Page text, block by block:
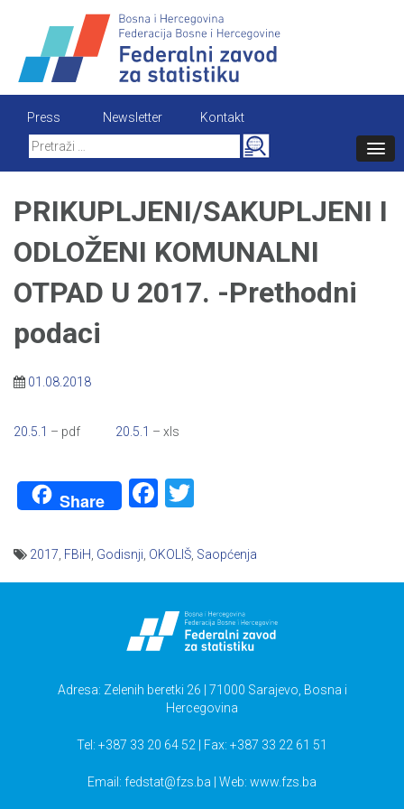
content
Press Newsletter
Kontakt
Search
for:
PRIKUPLJENI/SAKUPLJENI I
ODLOŽENI KOMUNALNI
OTPAD U 2017. -Prethodni
podaci
01.08.2018
20.5.1 – pdf 20.5.1 – xls
Share Facebook
2017 FBiH Godisnji OKOLIŠ Saopćenja
Adresa: Zelenih beretki 26 | 71000 Sarajevo, Bosna i
Hercegovina
Tel: +387 33 20 64 52 | Fax: +387 33 22 61 51
Email: fedstat@fzs.ba | Web: www.fzs.ba